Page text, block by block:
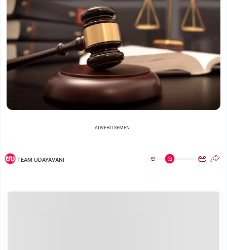
ADVERTISEMENT
TEAM UDAYAVANI ಅ ಅ